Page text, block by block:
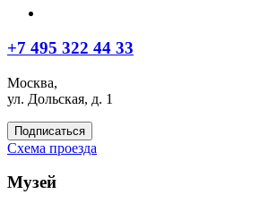
+7 495 322 44 33
Москва,
ул. Дольская, д. 1
Подписаться
Схема проезда
Музей